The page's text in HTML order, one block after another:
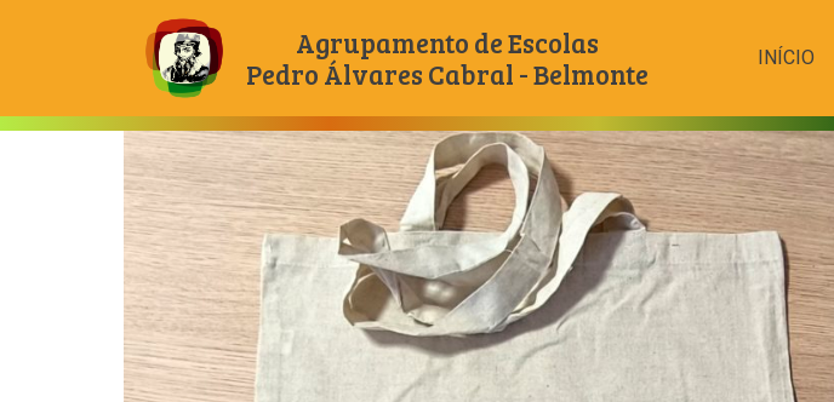
Main Navigation
Agrupamento de Escolas
Pedro Álvares Cabral - Belmonte
INÍCIO